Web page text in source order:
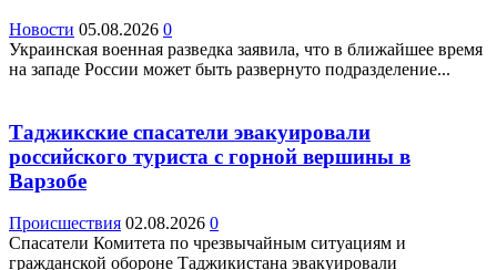
Новости 05.08.2026 0
Украинская военная разведка заявила, что в ближайшее время
на западе России может быть развернуто подразделение...
Таджикские спасатели эвакуировали
российского туриста с горной вершины в
Варзобе
Происшествия 02.08.2026 0
Спасатели Комитета по чрезвычайным ситуациям и
гражданской обороне Таджикистана эвакуировали